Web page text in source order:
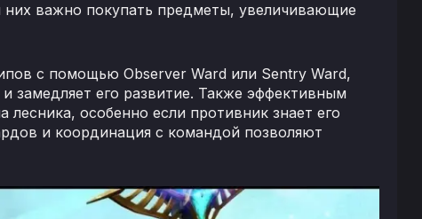
важно покупать предметы, увеличивающие
с помощью Observer Ward или Sentry Ward,
замедляет его развитие. Также эффективным
лесника, особенно если противник знает его
и координация с командой позволяют